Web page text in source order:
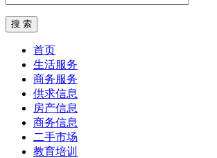
首页
生活服务
商务服务
供求信息
房产信息
商务信息
二手市场
教育培训